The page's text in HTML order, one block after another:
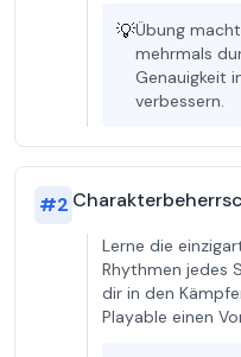
💡Übung
mehrmals
Genauigkeit
verbessern.
#2
Lerne die
Rhythmen jedes
dir in den
Playable einen